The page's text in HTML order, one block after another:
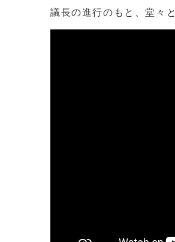
議長の進行のもと、堂々